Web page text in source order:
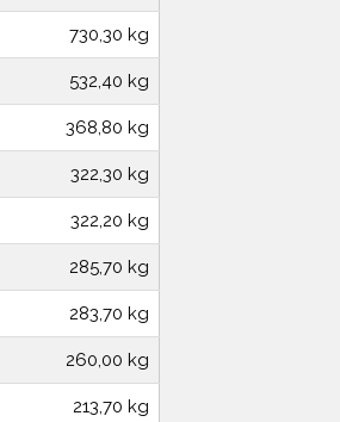
730,30 kg
532,40 kg
368,80 kg
322,30 kg
322,20 kg
285,70 kg
283,70 kg
260,00 kg
213,70 kg